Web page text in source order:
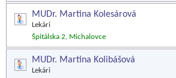
MUDr. Martina Kolesárová
Lekári
Špitálska 2, Michalovce
MUDr. Martina Kolibášová
Lekári